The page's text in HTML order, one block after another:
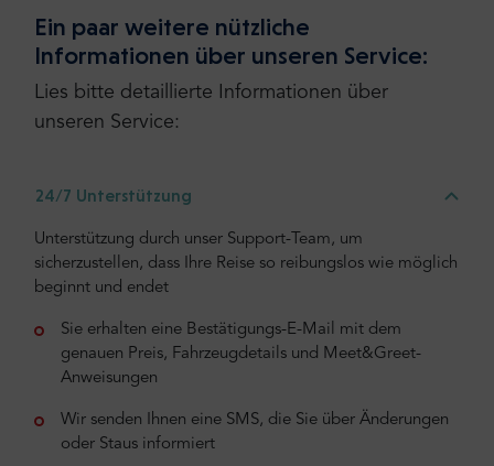
Ein paar weitere nützliche
Informationen über unseren Service:
Lies bitte detaillierte Informationen über
unseren Service:
24/7 Unterstützung
Unterstützung durch unser Support-Team, um
sicherzustellen, dass Ihre Reise so reibungslos wie möglich
beginnt und endet
Sie erhalten eine Bestätigungs-E-Mail mit dem
genauen Preis, Fahrzeugdetails und Meet&Greet-
Anweisungen
Wir senden Ihnen eine SMS, die Sie über Änderungen
oder Staus informiert